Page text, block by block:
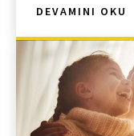
DEVAMINI OKU